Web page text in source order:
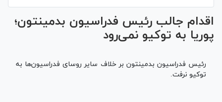
اقدام جالب رئیس فدراسیون بدمینتون؛
پوریا به توکیو نمی‌رود
رئیس فدراسیون بدمینتون بر خلاف سایر روسای فدراسیون‌ها به
توکیو نرفت.